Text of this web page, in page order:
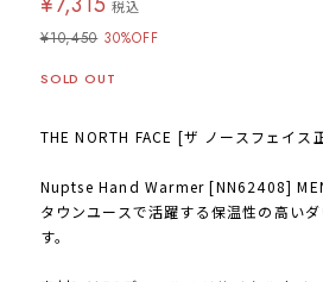
税込
¥10,450 30%OFF
SOLD OUT
THE NORTH FACE [ザ ノースフェイス
Nuptse Hand Warmer [NN62408]
タウンユースで活躍する保温性の高い
す。